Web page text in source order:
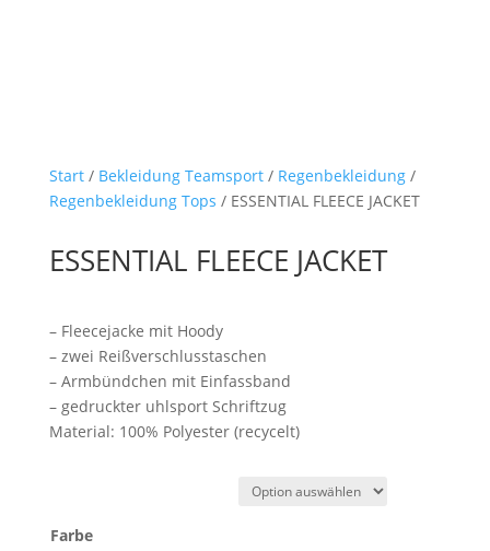
Start/ Bekleidung Teamsport/ Regenbekleidung/
Regenbekleidung Tops / ESSENTIAL FLEECE JACKET
ESSENTIAL FLEECE JACKET
– Fleecejacke mit Hoody
– zwei Reißverschlusstaschen
– Armbündchen mit Einfassband
– gedruckter uhlsport Schriftzug
Material: 100% Polyester (recycelt)
Farbe